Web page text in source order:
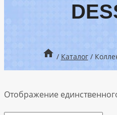
/ Каталог /
Отображение